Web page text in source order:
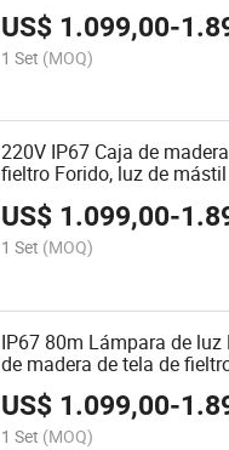
US$ 1.099,00-
1 Set (MOQ)
220V IP67 Caja de
fieltro Forido, luz de
estadio
US$ 1.099,00-
1 Set (MOQ)
IP67 80m Lámpara de luz
de madera de tela de
US$ 1.099,00-
1 Set (MOQ)